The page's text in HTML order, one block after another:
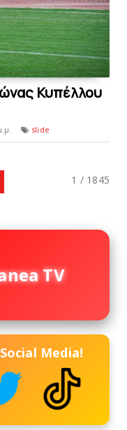
Κυπέλλου
slide
1 / 1845
TV
Media!